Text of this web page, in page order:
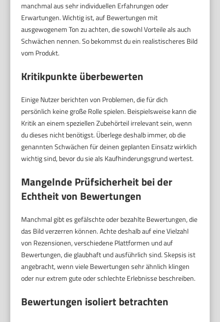
manchmal aus sehr individuellen Erfahrungen oder
Erwartungen. Wichtig ist, auf Bewertungen mit
ausgewogenem Ton zu achten, die sowohl Vorteile als auch
Schwächen nennen. So bekommst du ein realistischeres Bild
vom Produkt.
Kritikpunkte überbewerten
Einige Nutzer berichten von Problemen, die für dich
persönlich keine große Rolle spielen. Beispielsweise kann die
Kritik an einem speziellen Zubehörteil irrelevant sein, wenn
du dieses nicht benötigst. Überlege deshalb immer, ob die
genannten Schwächen für deinen geplanten Einsatz wirklich
wichtig sind, bevor du sie als Kaufhinderungsgrund wertest.
Mangelnde Prüfsicherheit bei der
Echtheit von Bewertungen
Manchmal gibt es gefälschte oder bezahlte Bewertungen, die
das Bild verzerren können. Achte deshalb auf eine Vielzahl
von Rezensionen, verschiedene Plattformen und auf
Bewertungen, die glaubhaft und ausführlich sind. Skepsis ist
angebracht, wenn viele Bewertungen sehr ähnlich klingen
oder nur extrem gute oder schlechte Erlebnisse beschreiben.
Bewertungen isoliert betrachten